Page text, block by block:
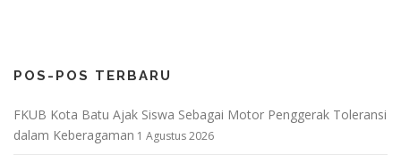
POS-POS TERBARU
FKUB Kota Batu Ajak Siswa Sebagai Motor Penggerak Toleransi
dalam Keberagaman 1 Agustus 2026